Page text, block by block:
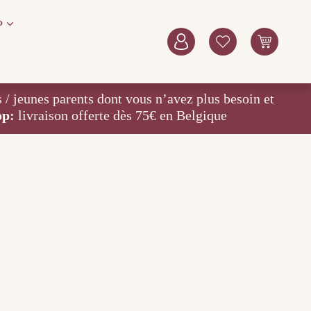
parents dont vous n’avez plus besoin et
livraison offerte dès 75€ en Belgique